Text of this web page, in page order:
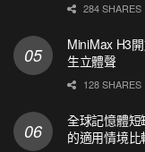
284 SHARES
MiniMax H3
生立體聲
128 SHARES
全球記憶體短
的適用情境